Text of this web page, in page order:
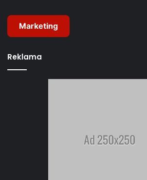
Marketing
Reklama